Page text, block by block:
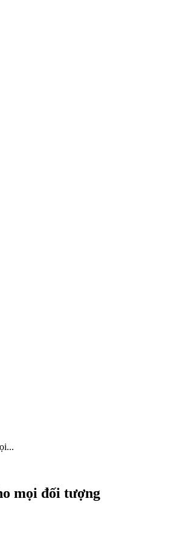
mọi đối tượng